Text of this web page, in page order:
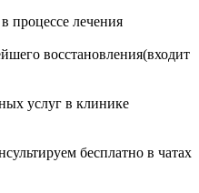
процессе лечения
восстановления(входит
услуг в клинике
бесплатно в чатах